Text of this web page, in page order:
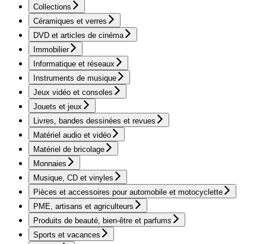
Collections
Céramiques et verres
DVD et articles de cinéma
Immobilier
Informatique et réseaux
Instruments de musique
Jeux vidéo et consoles
Jouets et jeux
Livres, bandes dessinées et revues
Matériel audio et vidéo
Matériel de bricolage
Monnaies
Musique, CD et vinyles
Pièces et accessoires pour automobile et motocyclette
PME, artisans et agriculteurs
Produits de beauté, bien-être et parfums
Sports et vacances